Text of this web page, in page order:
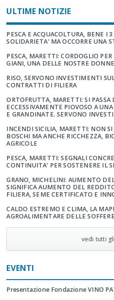
ULTIME NOTIZIE
PESCA E ACQUACOLTURA, BENE I
SOLIDARIETA' MA OCCORRE UNA
PESCA, MARETTI: CORDOGLIO
GIANI, UNA DELLE NOSTRE
RISO, SERVONO INVESTIMENTI
CONTRATTI DI FILIERA
ORTOFRUTTA, MARETTI: SI PASSA
ECCESSIVAMENTE PIOVOSO A
E GRANDINATE. SERVONO
INCENDI SICILIA, MARETTI: NON
BOSCHI MA ANCHE RICCHEZZA,
AGRICOLE
PESCA, MARETTI: SEGNALI
CONTINUITA' PER SOSTENERE IL
GRANO, MICHELINI: AUMENTO
SIGNIFICA AUMENTO DEL
FILIERA, SEME CERTIFICATO E
CALDO ESTREMO E CLIMA, LA
AGROALIMENTARE DELLE
vedi tutti
EVENTI
Presentazione Fondazione VINO